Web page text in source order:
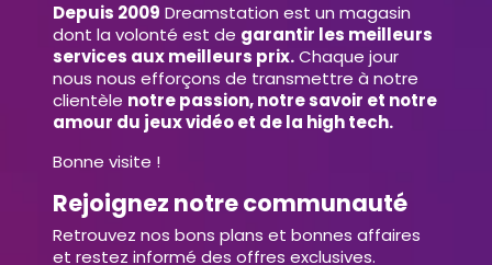
Depuis 2009 Dreamstation est un magasin
dont la volonté est de garantir les meilleurs
services aux meilleurs prix.Chaque jour
nous nous efforçons de transmettre à notre
clientèle notre passion, notre savoir et notre
amour du jeux vidéo et de la high tech.
Bonne visite !
Rejoignez notre communauté
Retrouvez nos bons plans et bonnes affaires
et restez informé des offres exclusives.